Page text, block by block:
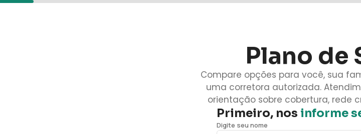
Plano de
Compare opções para você, sua
uma corretora autorizada.
orientação sobre cobertura, rede
Primeiro, nos informe
Digite seu nome